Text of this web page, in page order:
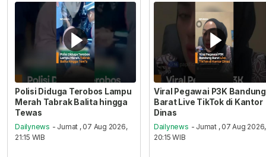
Polisi Diduga Terobos Lampu
Merah Tabrak Balita hingga
Tewas
Dailynews - Jumat , 07 Aug 2026,
21:15 WIB
Viral Pegawai P3K Bandung
Barat Live TikTok di Kantor
Dinas
Dailynews - Jumat , 07 Aug 2026,
20:15 WIB